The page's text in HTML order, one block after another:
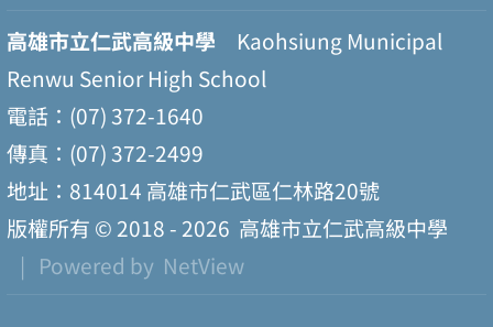
高雄市立仁武高級中學 Kaohsiung Municipal
Renwu Senior High School
電話：(07) 372-1640
傳真：(07) 372-2499
地址：814014 高雄市仁武區仁林路20號
版權所有 © 2018 - 2026 高雄市立仁武高級中學
| Powered by NetView